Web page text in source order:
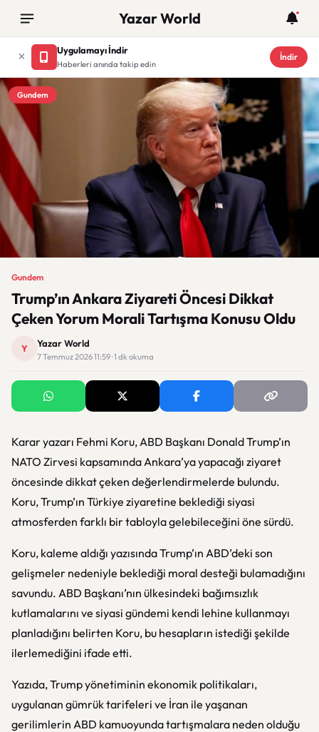
Yazar World
Uygulamayı İndir
Haberleri anında takip edin
İndir
Gundem
Gundem
Trump’ın Ankara Ziyareti Öncesi Dikkat
Çeken Yorum Morali Tartışma Konusu Oldu
Y Yazar World
7 Temmuz 2026 11:59 · 1 dk okuma
Karar yazarı Fehmi Koru, ABD Başkanı Donald Trump’ın
NATO Zirvesi kapsamında Ankara’ya yapacağı ziyaret
öncesinde dikkat çeken değerlendirmelerde bulundu.
Koru, Trump’ın Türkiye ziyaretine beklediği siyasi
atmosferden farklı bir tabloyla gelebileceğini öne sürdü.
Koru, kaleme aldığı yazısında Trump’ın ABD’deki son
gelişmeler nedeniyle beklediği moral desteği bulamadığını
savundu. ABD Başkanı’nın ülkesindeki bağımsızlık
kutlamalarını ve siyasi gündemi kendi lehine kullanmayı
planladığını belirten Koru, bu hesapların istediği şekilde
ilerlemediğini ifade etti.
Yazıda, Trump yönetiminin ekonomik politikaları,
uygulanan gümrük tarifeleri ve İran ile yaşanan
gerilimlerin ABD kamuoyunda tartışmalara neden olduğu